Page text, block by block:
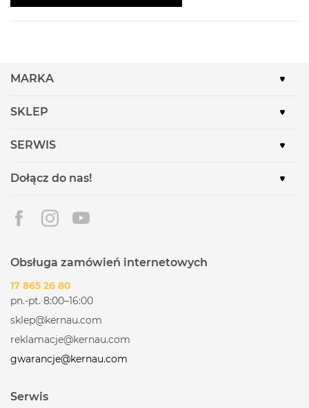
MARKA
SKLEP
SERWIS
Dołącz do nas!
Obsługa zamówień internetowych
17 865 26 80
pn.-pt. 8:00–16:00
sklep@kernau.com
reklamacje@kernau.com
gwarancje@kernau.com
Serwis